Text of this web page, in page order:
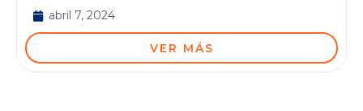
abril 7, 2024
VER MÁS